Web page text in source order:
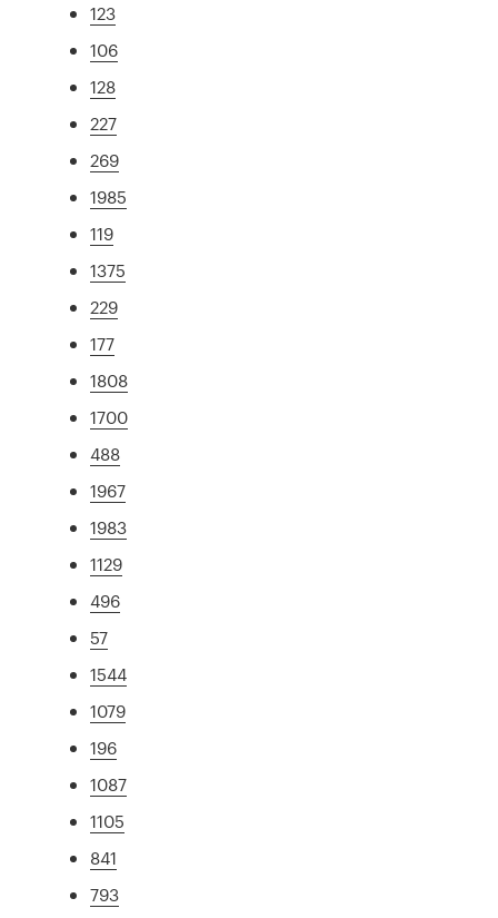
123
106
128
227
269
1985
119
1375
229
177
1808
1700
488
1967
1983
1129
496
57
1544
1079
196
1087
1105
841
793